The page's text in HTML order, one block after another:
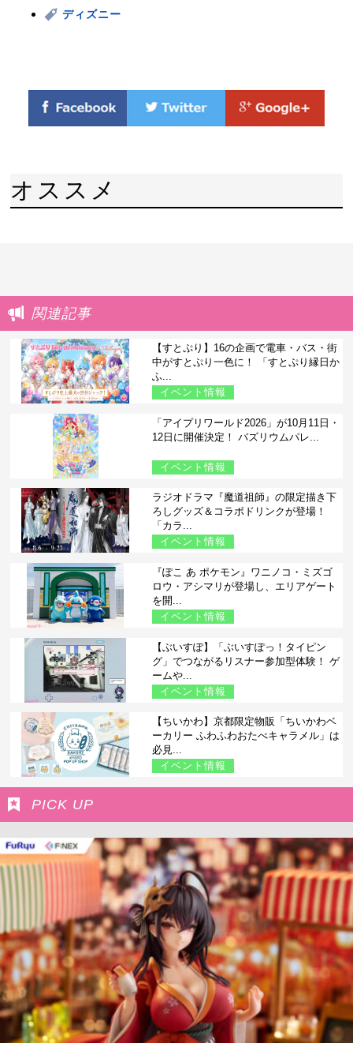
ディズニー
オススメ
関連記事
【すとぷり】16の企画で電車・バス・街
中がすとぷり一色に！ 「すとぷり縁日か
ふ...
イベント情報
「アイプリワールド2026」が10月11日・
12日に開催決定！ バズリウムパレ...
イベント情報
ラジオドラマ『魔道祖師』の限定描き下
ろしグッズ＆コラボドリンクが登場！
「カラ...
イベント情報
『ぽこ あ ポケモン』ワニノコ・ミズゴ
ロウ・アシマリが登場し、エリアゲート
を開...
イベント情報
【ぶいすぽ】「ぶいすぽっ！タイピン
グ」でつながるリスナー参加型体験！ ゲ
ームや...
イベント情報
【ちいかわ】京都限定物販「ちいかわベ
ーカリー ふわふわおたべキャラメル」は
必見...
イベント情報
PICK UP